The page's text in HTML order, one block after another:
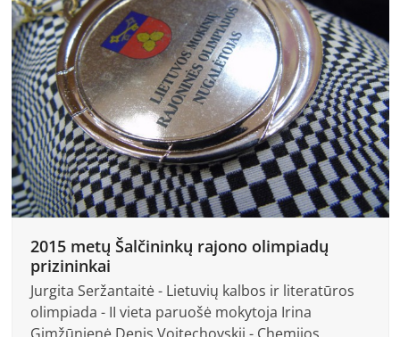
2015 metų Šalčininkų rajono olimpiadų
prizininkai
Jurgita Seržantaitė - Lietuvių kalbos ir literatūros
olimpiada - II vieta paruošė mokytoja Irina